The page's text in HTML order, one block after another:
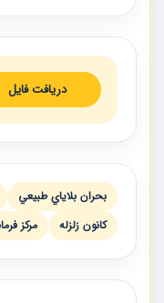
دریافت فایل
بحران بلاياي طبيعي
كانون زلزله
مركز